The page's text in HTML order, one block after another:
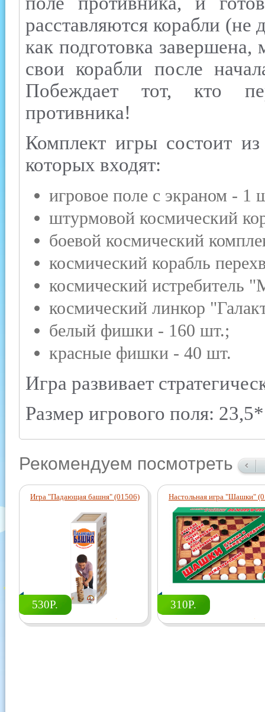
расставляются корабли (не
как подготовка завершена,
свои корабли после
Побеждает тот, кто
противника!
Комплект игры состоит
которых входят:
игровое поле с экраном - 1
штурмовой космический
боевой космический
космический корабль
космический истребитель
космический линкор
белый фишки - 160 шт.;
красные фишки - 40 шт.
Игра развивает
Размер игрового поля:
Рекомендуем посмотреть
Игра "Падающая башня" (01506)
530Р.
Настольная игра "Шашки"
310Р.